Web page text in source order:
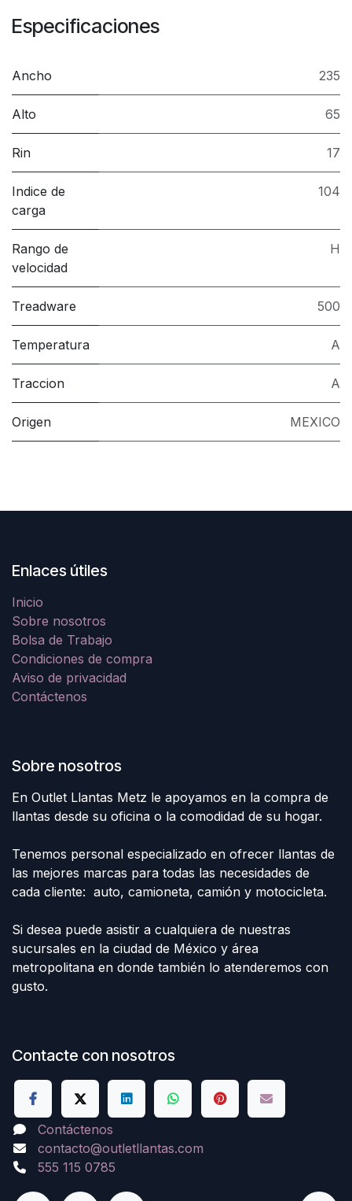
Especificaciones
Ancho 235
Alto 65
Rin 17
Indice de
carga
104
Rango de
velocidad
H
Treadware 500
Temperatura A
Traccion A
Origen MEXICO
Enlaces útiles
Inicio
Sobre nosotros
Bolsa de Trabajo
Condiciones de compra
Aviso de privacidad
Contáctenos
Sobre nosotros
En Outlet Llantas Metz le apoyamos en la compra de
llantas desde su oficina o la comodidad de su hogar.
Tenemos personal especializado en ofrecer llantas de
las mejores marcas para todas las necesidades de
cada cliente: auto, camioneta, camión y motocicleta.
Si desea puede asistir a cualquiera de nuestras
sucursales en la ciudad de México y área
metropolitana en donde también lo atenderemos con
gusto.
Contacte con nosotros
Contáctenos
contacto@outletllantas.com
555 115 0785